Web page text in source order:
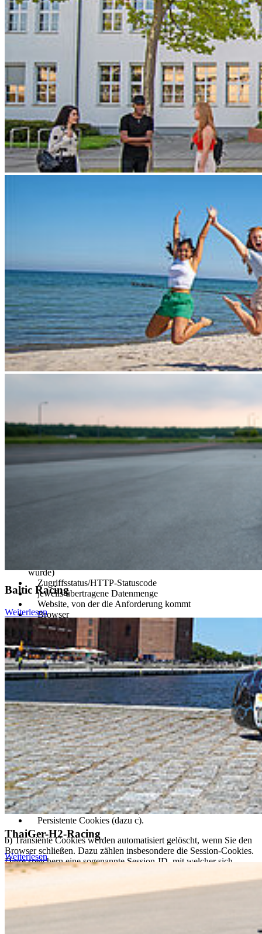
Baltic Racing
Weiterlesen
ThaiGer-H2-Racing
Weiterlesen
(3) Bei Ihrer Kontaktaufnahme mit uns per E-Mail oder über ein
Webformular werden die von Ihnen mitgeteilten Daten (Ihre E-Mail-
Adresse, ggf. Ihr Name und Ihre Telefonnummer) von uns
gespeichert, um Ihre Fragen zu beantworten. Die in diesem
Zusammenhang anfallenden Daten löschen wir, nachdem die
Speicherung nicht mehr erforderlich ist, oder schränken die
Verarbeitung ein, falls gesetzliche Aufbewahrungspflichten
bestehen.
(4) Falls wir für einzelne Funktionen unseres Angebots auf
beauftragte Dienstleister zurückgreifen oder Ihre Daten für
werbliche Zwecke nutzen möchten, werden wir Sie untenstehend im
Detail über die jeweiligen Vorgänge informieren. Dabei nennen wir
auch die festgelegten Kriterien der Speicherdauer.
(1) Sie haben gegenüber uns folgende Rechte hinsichtlich der Sie
Recht auf Berichtigung oder Löschung,
Recht auf Einschränkung der Verarbeitung,
Recht auf Widerspruch gegen die Verarbeitung,
Recht auf Datenübertragbarkeit.
(2) Sie haben zudem das Recht, sich bei einer Datenschutz-
Aufsichtsbehörde über die Verarbeitung Ihrer personenbezogenen
Daten durch uns zu beschweren.
(1) Bei der bloß informatorischen Nutzung der Website, also wenn
Sie sich nicht registrieren oder uns anderweitig Informationen
übermitteln, erheben wir nur die personenbezogenen Daten, die Ihr
Browser an unseren Server übermittelt. Wenn Sie unsere Website
betrachten möchten, erheben wir ausschließlich die folgenden
wurde)
Zugriffsstatus/HTTP-Statuscode
jeweils übertragene Datenmenge
Website, von der die Anforderung kommt
Browser
Betriebssystem und dessen Oberfläche
Sprache und Version der Browsersoftware.
(2) Zusätzlich zu den zuvor genannten Daten werden bei der
Nutzung unserer Website Cookies auf Ihrem Rechner gespeichert.
Bei Cookies handelt es sich um kleine Textdateien, die auf Ihrer
Festplatte dem von Ihnen verwendeten Browser zugeordnet
gespeichert werden und durch welche der Stelle, die den Cookie
setzt (hier durch uns), bestimmte Informationen zufließen. Cookies
können keine Programme ausführen oder Viren auf Ihren Computer
übertragen. Sie dienen dazu, das Internetangebot insgesamt
nutzerfreundlicher und effektiver zu machen.
(3) Einsatz von Cookies:
a) Diese Website nutzt folgende Arten von Cookies, deren Umfang
und Funktionsweise im Folgenden erläutert werden:
Transiente Cookies (dazu b)
Persistente Cookies (dazu c).
b) Transiente Cookies werden automatisiert gelöscht, wenn Sie den
Browser schließen. Dazu zählen insbesondere die Session-Cookies.
Diese speichern eine sogenannte Session-ID, mit welcher sich
verschiedene Anfragen Ihres Browsers der gemeinsamen Sitzung
zuordnen lassen. Dadurch kann Ihr Rechner wiedererkannt werden,
wenn Sie auf unsere Website zurückkehren. Die Session-Cookies
werden gelöscht, wenn Sie sich ausloggen oder den Browser